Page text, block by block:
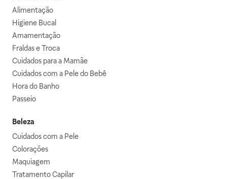
Alimentação
Higiene Bucal
Amamentação
Fraldas e Troca
Cuidados para a Mamãe
Cuidados com a Pele do Bebê
Hora do Banho
Passeio
Beleza
Cuidados com a Pele
Colorações
Maquiagem
Tratamento Capilar